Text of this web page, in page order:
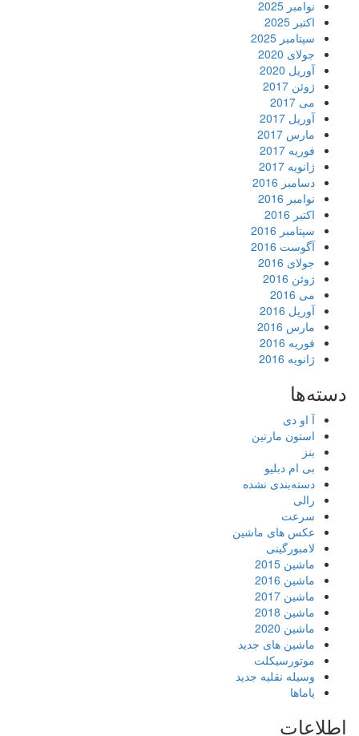
نوامبر 2025
اکتبر 2025
سپتامبر 2025
جولای 2020
آوریل 2020
ژوئن 2017
می 2017
آوریل 2017
مارس 2017
فوریه 2017
ژانویه 2017
دسامبر 2016
نوامبر 2016
اکتبر 2016
سپتامبر 2016
آگوست 2016
جولای 2016
ژوئن 2016
می 2016
آوریل 2016
مارس 2016
فوریه 2016
ژانویه 2016
دسته‌ها
آ او دی
استون مارتین
بنز
بی ام دبلیو
دسته‌بندی نشده
رالی
سرعت
عکس های ماشین
لامبورگینی
ماشین 2015
ماشین 2016
ماشین 2017
ماشین 2018
ماشین 2020
ماشین های جدید
موتورسیکلت
وسیله نقلیه جدید
یاماها
اطلاعات